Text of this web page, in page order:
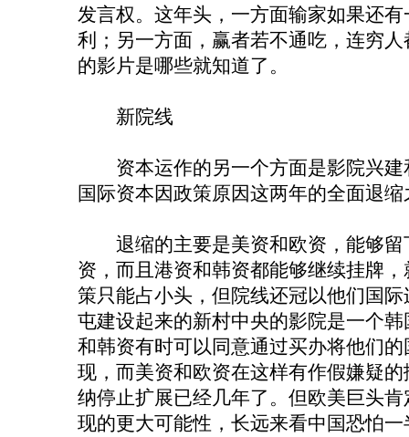
发言权。这年头，一方面输家如果还
利；另一方面，赢者若不通吃，连穷
的影片是哪些就知道了。
新院线
资本运作的另一个方面是影院兴建
国际资本因政策原因这两年的全面退
退缩的主要是美资和欧资，能够留
资，而且港资和韩资都能够继续挂牌
策只能占小头，但院线还冠以他们国
屯建设起来的新村中央的影院是一个
和韩资有时可以同意通过买办将他们
现，而美资和欧资在这样有作假嫌疑
纳停止扩展已经几年了。但欧美巨头
现的更大可能性，长远来看中国恐怕